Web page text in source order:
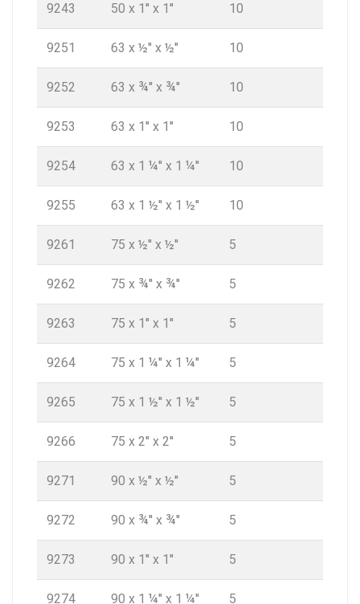
9243 50 x 1'' x 1'' 10
9251 63 x ½'' x ½'' 10
9252 63 x ¾'' x ¾'' 10
9253 63 x 1'' x 1'' 10
9254 63 x 1 ¼'' x 1 ¼'' 10
9255 63 x 1 ½'' x 1 ½'' 10
9261 75 x ½'' x ½'' 5
9262 75 x ¾'' x ¾'' 5
9263 75 x 1'' x 1'' 5
9264 75 x 1 ¼'' x 1 ¼'' 5
9265 75 x 1 ½'' x 1 ½'' 5
9266 75 x 2'' x 2'' 5
9271 90 x ½'' x ½'' 5
9272 90 x ¾'' x ¾'' 5
9273 90 x 1'' x 1'' 5
9274 90 x 1 ¼'' x 1 ¼'' 5